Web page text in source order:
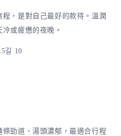
，是對自己最好的款待。溫潤
或疲憊的夜晚。
길 10
勁道、湯頭濃郁，最適合行程